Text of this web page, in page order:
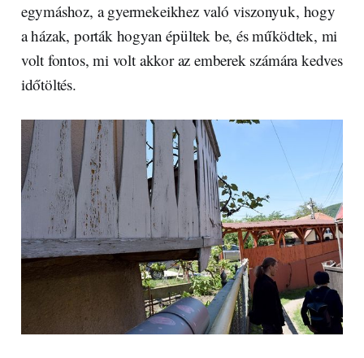
egymáshoz, a gyermekeikhez való viszonyuk, hogy
a házak, porták hogyan épültek be, és működtek, mi
volt fontos, mi volt akkor az emberek számára kedves
időtöltés.